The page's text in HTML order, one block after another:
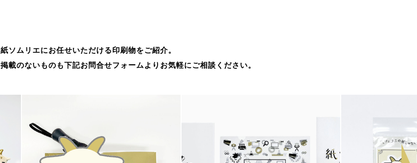
紙ソムリエにお任せいただける印刷物をご紹介。
掲載のないものも下記お問合せフォームよりお気軽にご相談ください。